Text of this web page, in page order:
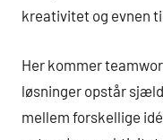
kreativitet og evnen
Her kommer
løsninger opstår
mellem forskellige